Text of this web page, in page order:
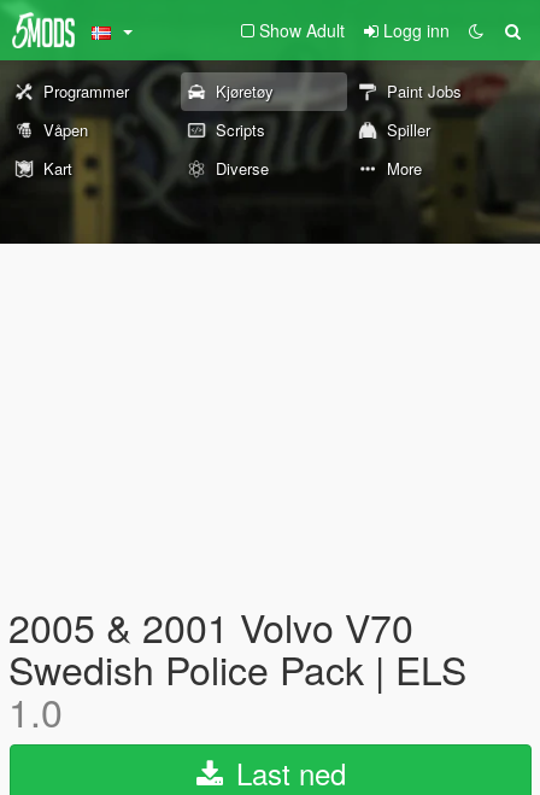
Show Adult Logg inn
Programmer Kjøretøy
Paint Jobs
Våpen
Scripts
Spiller
Kart
Diverse More
2005 & 2001 Volvo V70
Swedish Police Pack | ELS
1.0
Last ned